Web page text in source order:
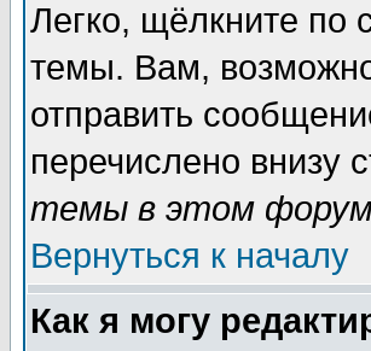
Легко, щёлкните по
темы. Вам,
отправить
перечислено
темы в этом
Вернуться к началу
Как я могу